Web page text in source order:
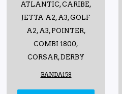
ATLANTIC, CARIBE,
JETTA A2, A3, GOLF
A2, A3, POINTER,
COMBI 1800,
CORSAR, DERBY
BANDA158